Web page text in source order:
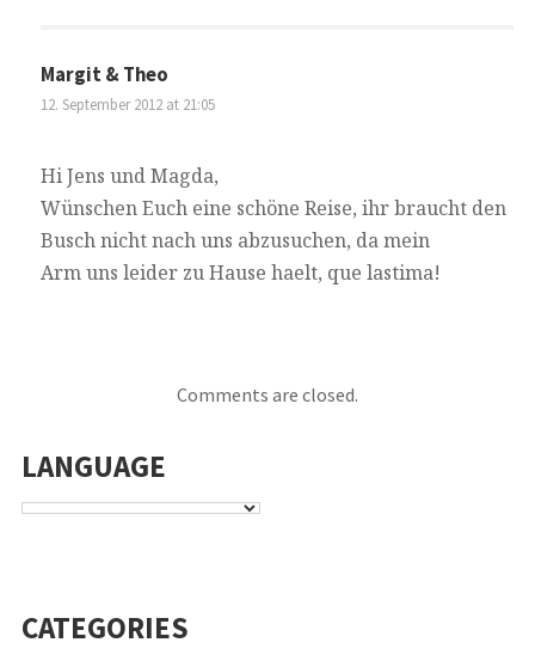
Margit & Theo
12. September 2012 at 21:05
Hi Jens und Magda,
Wünschen Euch eine schöne Reise, ihr braucht den
Busch nicht nach uns abzusuchen, da mein
Arm uns leider zu Hause haelt, que lastima!
Comments are closed.
LANGUAGE
CATEGORIES